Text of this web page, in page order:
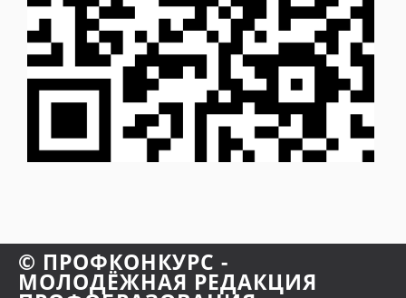
© ПРОФКОНКУРС -
МОЛОДЁЖНАЯ РЕДАКЦИЯ